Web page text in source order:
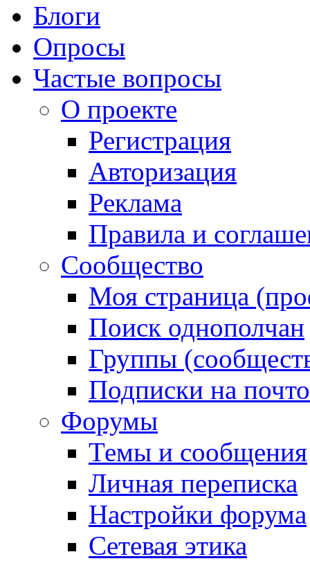
Блоги
Опросы
Частые вопросы
О проекте
Регистрация
Авторизация
Реклама
Правила и
Сообщество
Моя страница
Поиск однополчан
Группы
Подписки на
Форумы
Темы и сообщения
Личная переписка
Настройки форума
Сетевая этика